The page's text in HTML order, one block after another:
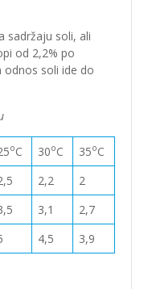
sadržaju soli, ali
od 2,2% po
odnos soli ide do
oC 30oC 35oC
2,2
2
3,1
2,7
4,5 3,9